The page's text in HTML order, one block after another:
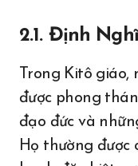
2.1. Định
Trong Kitô
được phong
đạo đức và
Họ thường được